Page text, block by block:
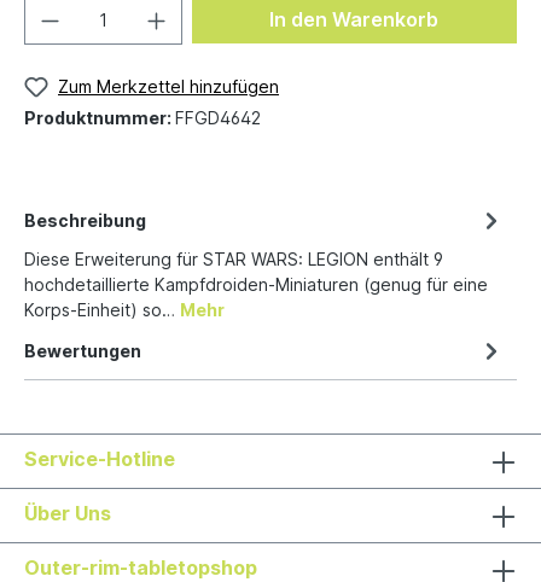
In den Warenkorb
Zum Merkzettel hinzufügen
Produktnummer: FFGD4642
Beschreibung
Diese Erweiterung für STAR WARS: LEGION enthält 9
hochdetaillierte Kampfdroiden-Miniaturen (genug für eine
Korps-Einheit) so… Mehr
Bewertungen
Service-Hotline
Über Uns
Outer-rim-tabletopshop